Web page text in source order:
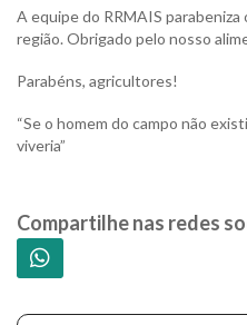
A equipe do RRMAIS
região. Obrigado pelo nosso
Parabéns, agricultores!
“Se o homem do campo não
viveria”
Compartilhe nas redes